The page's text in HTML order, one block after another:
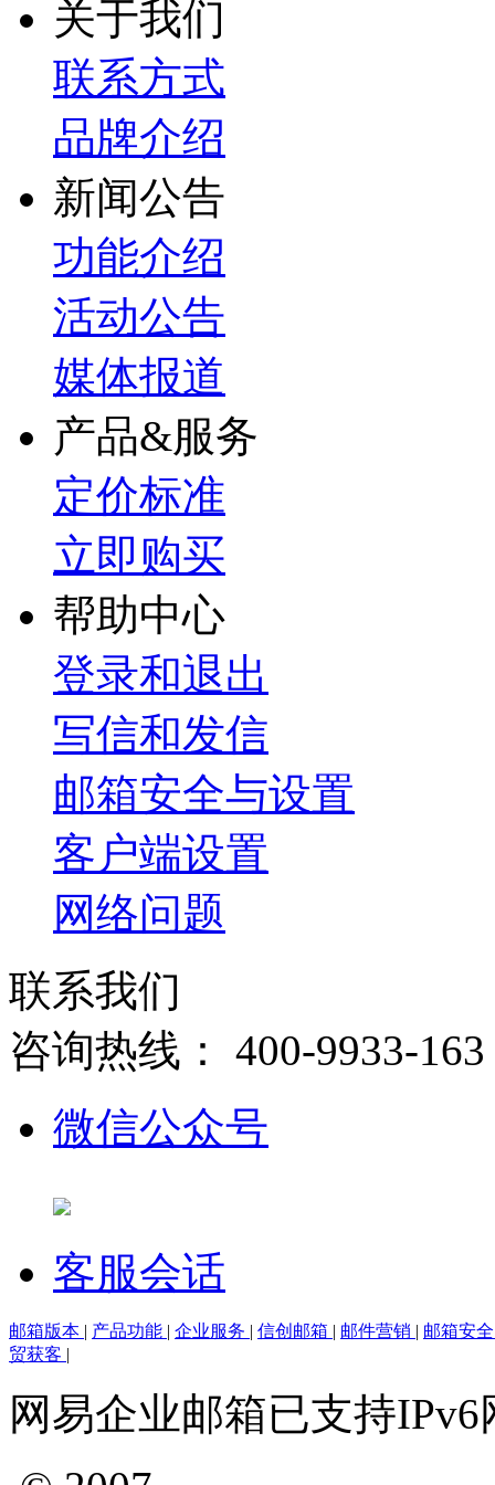
关于我们
联系方式
品牌介绍
新闻公告
功能介绍
活动公告
媒体报道
产品&服务
定价标准
立即购买
帮助中心
登录和退出
写信和发信
邮箱安全与设置
客户端设置
网络问题
联系我们
咨询热线： 400-9933-163
微信公众号
客服会话
邮箱版本 | 产品功能 | 企业服务 | 信创邮箱 | 邮件营销 | 邮箱安
贸获客 |
网易企业邮箱已支持